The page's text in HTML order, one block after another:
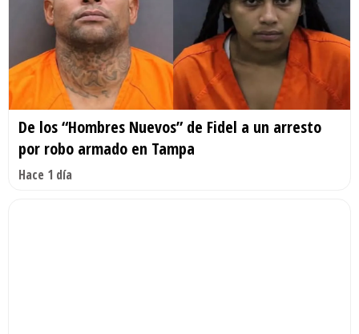
De los “Hombres Nuevos” de Fidel a un arresto
por robo armado en Tampa
Hace 1 día